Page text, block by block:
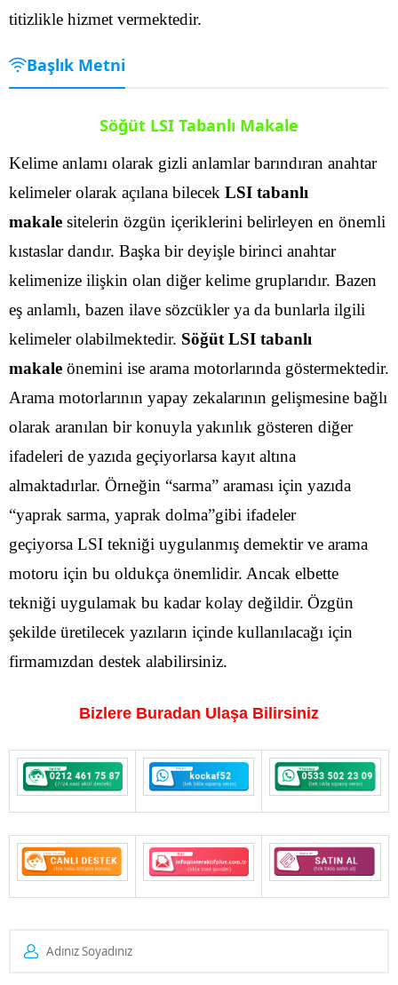
titizlikle hizmet vermektedir.
Başlık Metni
Söğüt LSI Tabanlı Makale
Kelime anlamı olarak gizli anlamlar barındıran anahtar
kelimeler olarak açılana bilecek LSI tabanlı
makale sitelerin özgün içeriklerini belirleyen en önemli
kıstaslar dandır. Başka bir deyişle birinci anahtar
kelimenize ilişkin olan diğer kelime gruplarıdır. Bazen
eş anlamlı, bazen ilave sözcükler ya da bunlarla ilgili
kelimeler olabilmektedir. Söğüt LSI tabanlı
makale önemini ise arama motorlarında göstermektedir.
Arama motorlarının yapay zekalarının gelişmesine bağlı
olarak aranılan bir konuyla yakınlık gösteren diğer
ifadeleri de yazıda geçiyorlarsa kayıt altına
almaktadırlar. Örneğin “sarma” araması için yazıda
“yaprak sarma, yaprak dolma”gibi ifadeler
geçiyorsa LSI tekniği uygulanmış demektir ve arama
motoru için bu oldukça önemlidir. Ancak elbette
tekniği uygulamak bu kadar kolay değildir. Özgün
şekilde üretilecek yazıların içinde kullanılacağı için
firmamızdan destek alabilirsiniz.
Bizlere Buradan Ulaşa Bilirsiniz